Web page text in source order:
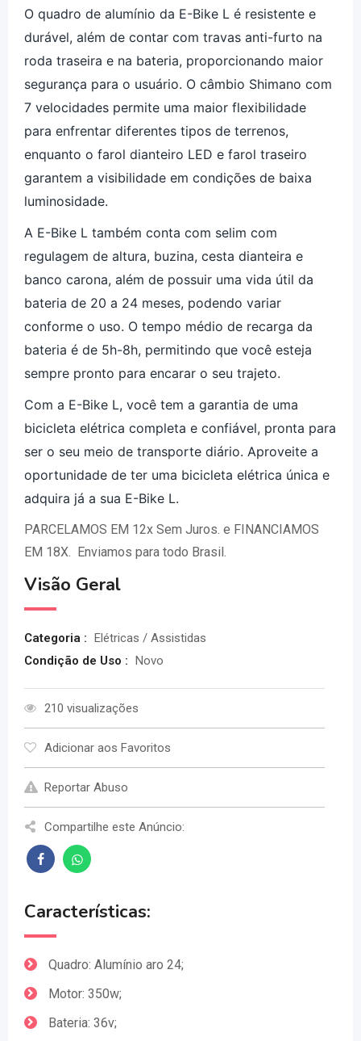
O quadro de alumínio da E-Bike L é resistente e
durável, além de contar com travas anti-furto na
roda traseira e na bateria, proporcionando maior
segurança para o usuário. O câmbio Shimano com
7 velocidades permite uma maior flexibilidade
para enfrentar diferentes tipos de terrenos,
enquanto o farol dianteiro LED e farol traseiro
garantem a visibilidade em condições de baixa
luminosidade.
A E-Bike L também conta com selim com
regulagem de altura, buzina, cesta dianteira e
banco carona, além de possuir uma vida útil da
bateria de 20 a 24 meses, podendo variar
conforme o uso. O tempo médio de recarga da
bateria é de 5h-8h, permitindo que você esteja
sempre pronto para encarar o seu trajeto.
Com a E-Bike L, você tem a garantia de uma
bicicleta elétrica completa e confiável, pronta para
ser o seu meio de transporte diário. Aproveite a
oportunidade de ter uma bicicleta elétrica única e
adquira já a sua E-Bike L.
PARCELAMOS EM 12x Sem Juros. e FINANCIAMOS
EM 18X. Enviamos para todo Brasil.
Visão Geral
Categoria : Elétricas / Assistidas
Condição de Uso : Novo
210 visualizações
Adicionar aos Favoritos
Reportar Abuso
Compartilhe este Anúncio:
Características:
Quadro: Alumínio aro 24;
Motor: 350w;
Bateria: 36v;